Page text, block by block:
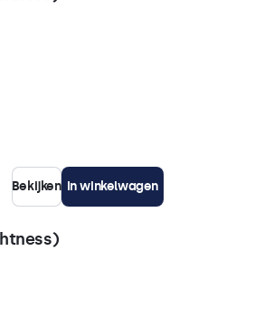
Bekijken In winkelwagen